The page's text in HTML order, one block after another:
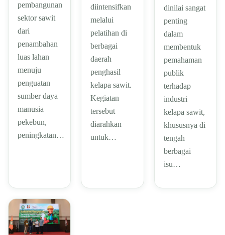
pembangunan
sektor sawit
dari
penambahan
luas lahan
menuju
penguatan
sumber daya
manusia
pekebun,
peningkatan…
diintensifkan
melalui
pelatihan di
berbagai
daerah
penghasil
kelapa sawit.
Kegiatan
tersebut
diarahkan
untuk…
dinilai sangat
penting
dalam
membentuk
pemahaman
publik
terhadap
industri
kelapa sawit,
khususnya di
tengah
berbagai
isu…